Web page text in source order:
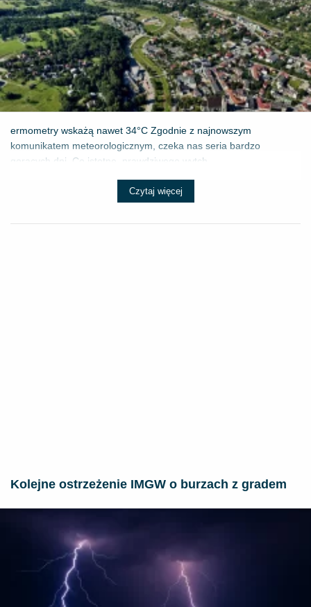
ermometry wskażą nawet 34°C Zgodnie z najnowszym
komunikatem meteorologicznym, czeka nas seria bardzo
gorących dni. Co istotne, prawdziwego wytch...
Czytaj więcej
Kolejne ostrzeżenie IMGW o burzach z gradem